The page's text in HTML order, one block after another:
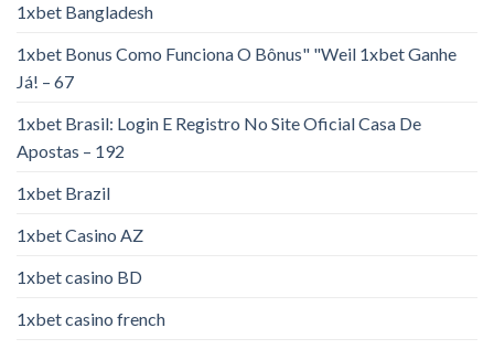
1xbet Bangladesh
1xbet Bonus Como Funciona O Bônus" "Weil 1xbet Ganhe
Já! – 67
1xbet Brasil: Login E Registro No Site Oficial Casa De
Apostas – 192
1xbet Brazil
1xbet Casino AZ
1xbet casino BD
1xbet casino french